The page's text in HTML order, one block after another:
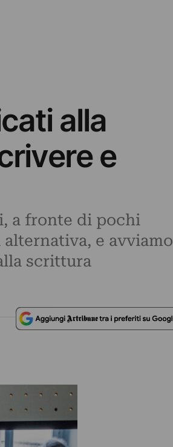
alla
e
a fronte di pochi
e avviamo
scrittura